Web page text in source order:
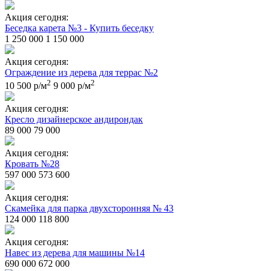
Акция сегодня:
Беседка карета №3 - Купить беседку
1 250 000 1 150 000
Акция сегодня:
Ограждение из дерева для террас №2
10 500 р/м2 9 000 р/м2
Акция сегодня:
Кресло дизайнерское андирондак
89 000 79 000
Акция сегодня:
Кровать №28
597 000 573 600
Акция сегодня:
Скамейка для парка двухсторонняя № 43
124 000 118 800
Акция сегодня:
Навес из дерева для машины №14
690 000 672 000